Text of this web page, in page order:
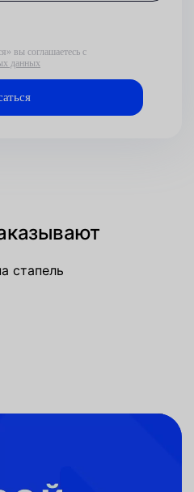
вы соглашаетесь с
данных
стапель